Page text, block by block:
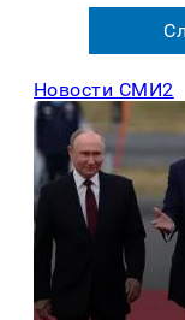
Новости СМИ2